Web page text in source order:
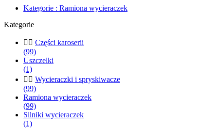
Kategorie : Ramiona wycieraczek
Kategorie
  Części karoserii
(99)
Uszczelki
(1)
  Wycieraczki i spryskiwacze
(99)
Ramiona wycieraczek
(99)
Silniki wycieraczek
(1)